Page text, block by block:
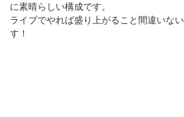
に素晴らしい構成です。
ライブでやれば盛り上がること間違いな
す！